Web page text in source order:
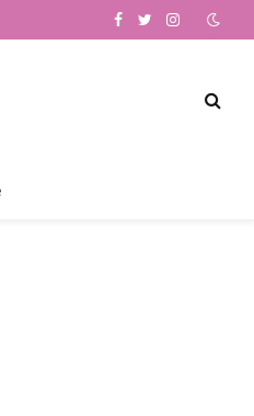
Facebook
TwitterInstagram